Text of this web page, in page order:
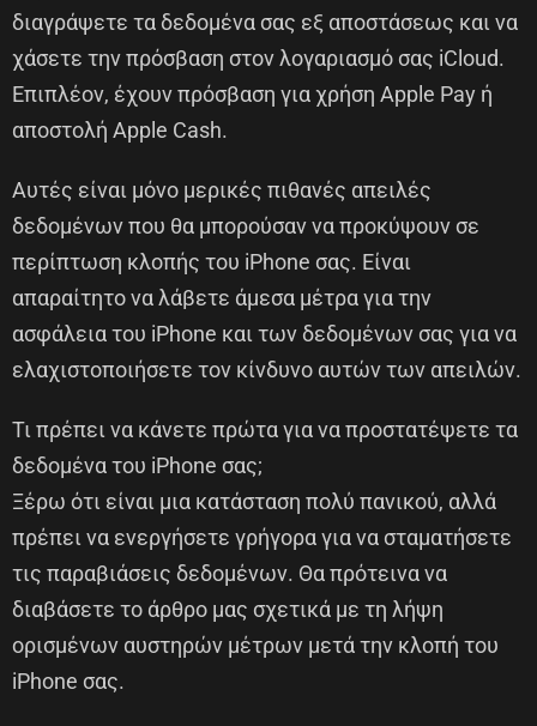
διαγράψετε τα δεδομένα σας εξ αποστάσεως και να
χάσετε την πρόσβαση στον λογαριασμό σας iCloud.
Επιπλέον, έχουν πρόσβαση για χρήση Apple Pay ή
αποστολή Apple Cash.
Αυτές είναι μόνο μερικές πιθανές απειλές
δεδομένων που θα μπορούσαν να προκύψουν σε
περίπτωση κλοπής του iPhone σας. Είναι
απαραίτητο να λάβετε άμεσα μέτρα για την
ασφάλεια του iPhone και των δεδομένων σας για να
ελαχιστοποιήσετε τον κίνδυνο αυτών των απειλών.
Τι πρέπει να κάνετε πρώτα για να προστατέψετε τα
δεδομένα του iPhone σας;
Ξέρω ότι είναι μια κατάσταση πολύ πανικού, αλλά
πρέπει να ενεργήσετε γρήγορα για να σταματήσετε
τις παραβιάσεις δεδομένων. Θα πρότεινα να
διαβάσετε το άρθρο μας σχετικά με τη λήψη
ορισμένων αυστηρών μέτρων μετά την κλοπή του
iPhone σας.